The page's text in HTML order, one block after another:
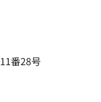
番28号